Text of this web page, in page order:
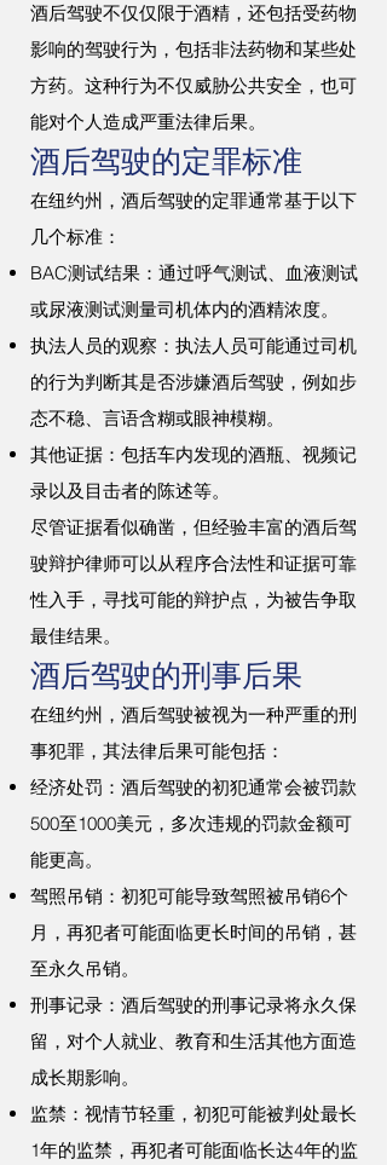
酒后驾驶不仅仅限于酒精，还包括受药物
影响的驾驶行为，包括非法药物和某些处
方药。这种行为不仅威胁公共安全，也可
能对个人造成严重法律后果。
酒后驾驶的定罪标准
在纽约州，酒后驾驶的定罪通常基于以下
几个标准：
BAC测试结果：通过呼气测试、血液测试
或尿液测试测量司机体内的酒精浓度。
执法人员的观察：执法人员可能通过司机
的行为判断其是否涉嫌酒后驾驶，例如步
态不稳、言语含糊或眼神模糊。
其他证据：包括车内发现的酒瓶、视频记
录以及目击者的陈述等。
尽管证据看似确凿，但经验丰富的酒后驾
驶辩护律师可以从程序合法性和证据可靠
性入手，寻找可能的辩护点，为被告争取
最佳结果。
酒后驾驶的刑事后果
在纽约州，酒后驾驶被视为一种严重的刑
事犯罪，其法律后果可能包括：
经济处罚：酒后驾驶的初犯通常会被罚款
500至1000美元，多次违规的罚款金额可
能更高。
驾照吊销：初犯可能导致驾照被吊销6个
月，再犯者可能面临更长时间的吊销，甚
至永久吊销。
刑事记录：酒后驾驶的刑事记录将永久保
留，对个人就业、教育和生活其他方面造
成长期影响。
监禁：视情节轻重，初犯可能被判处最长
1年的监禁，再犯者可能面临长达4年的监